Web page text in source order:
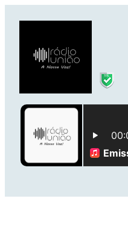
para
conteúdo